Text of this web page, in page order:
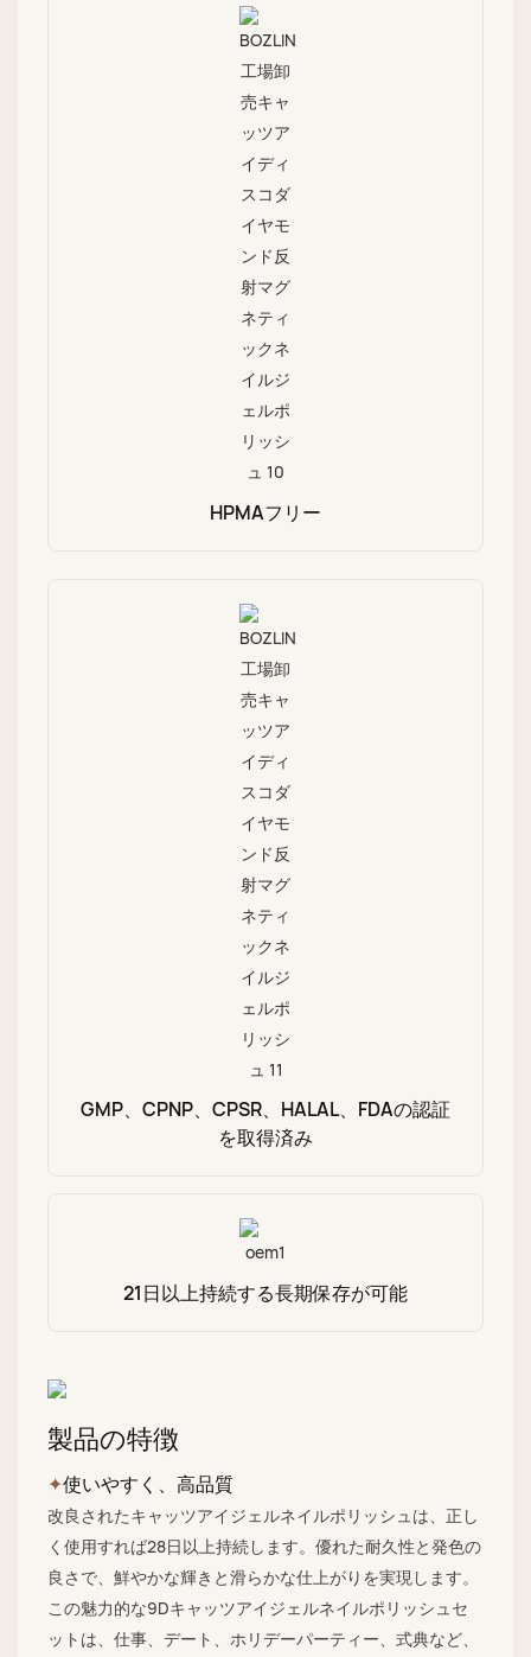
HPMAフリー
GMP、CPNP、CPSR、HALAL、FDAの認証
を取得済み
21日以上持続する長期保存が可能
製品の特徴
✦使いやすく、高品質
改良されたキャッツアイジェルネイルポリッシュは、正し
く使用すれば28日以上持続します。優れた耐久性と発色の
良さで、鮮やかな輝きと滑らかな仕上がりを実現します。
この魅力的な9Dキャッツアイジェルネイルポリッシュセ
ットは、仕事、デート、ホリデーパーティー、式典など、